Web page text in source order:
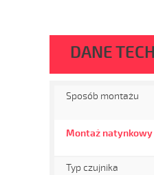
DANE
Sposób montażu
Montaż natynkowy
Typ czujnika